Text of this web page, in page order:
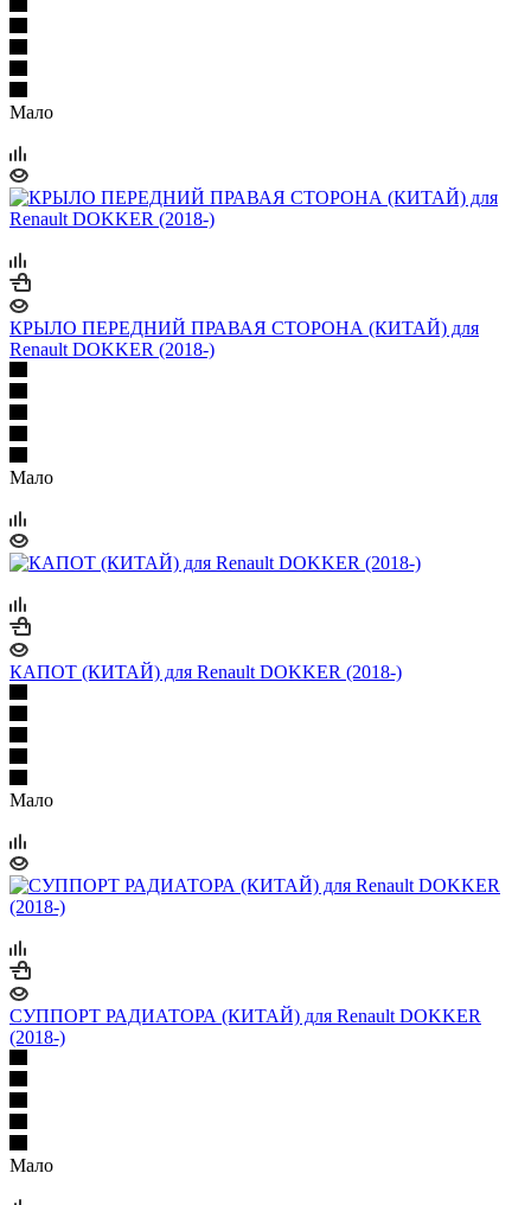
Мало
КРЫЛО ПЕРЕДНИЙ ПРАВАЯ СТОРОНА (КИТАЙ) для
Renault DOKKER (2018-)
Мало
КАПОТ (КИТАЙ) для Renault DOKKER (2018-)
Мало
СУППОРТ РАДИАТОРА (КИТАЙ) для Renault DOKKER
(2018-)
Мало